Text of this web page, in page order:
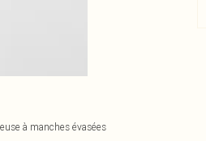
à manches évasées